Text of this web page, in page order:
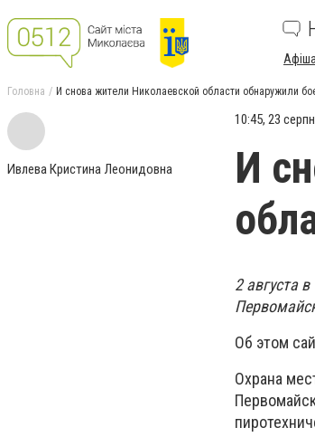
Афіша
Головна И снова жители Николаевской области обнаружили
Ивлева Кристина Леонидовна
10:45, 23
И
2 августа
Об этом
Охрана